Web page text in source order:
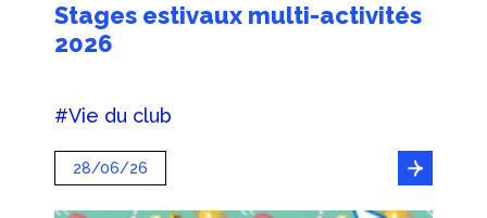
Stages estivaux multi-activités
2026
#Vie du club
28/06/26